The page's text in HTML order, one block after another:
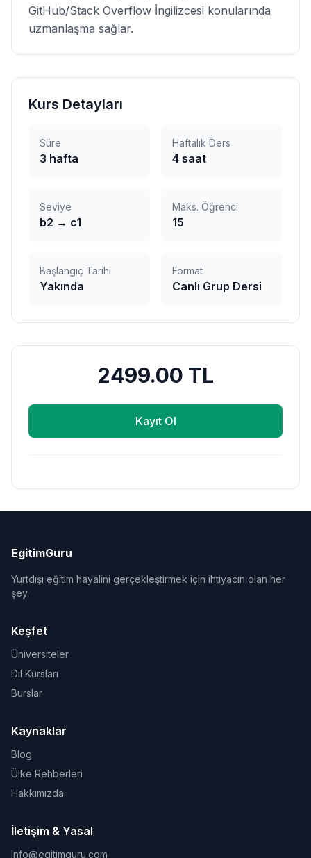
GitHub/Stack Overflow İngilizcesi konularında
uzmanlaşma sağlar.
Kurs Detayları
Süre
3 hafta
Haftalık Ders
4 saat
Seviye
b2 → c1
Maks. Öğrenci
15
Başlangıç Tarihi
Yakında
Format
Canlı Grup Dersi
2499.00 TL
Kayıt Ol
EgitimGuru
Yurtdışı eğitim hayalini gerçekleştirmek için ihtiyacın olan her
şey.
Keşfet
Üniversiteler
Dil Kursları
Burslar
Kaynaklar
Blog
Ülke Rehberleri
Hakkımızda
İletişim & Yasal
info@egitimguru.com